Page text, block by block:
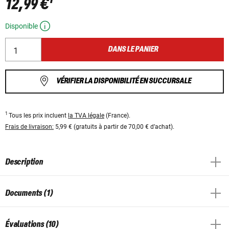
12,99 €
Disponible
DANS LE PANIER
VÉRIFIER LA DISPONIBILITÉ EN SUCCURSALE
1 Tous les prix incluent la TVA légale (France).
Frais de livraison: 5,99 € (gratuits à partir de 70,00 € d’achat).
Description
Documents (1)
Évaluations (10)